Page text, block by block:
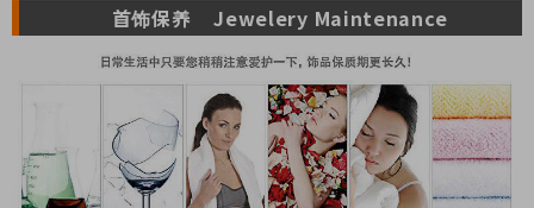
首饰保养 Jewelery Maintenance